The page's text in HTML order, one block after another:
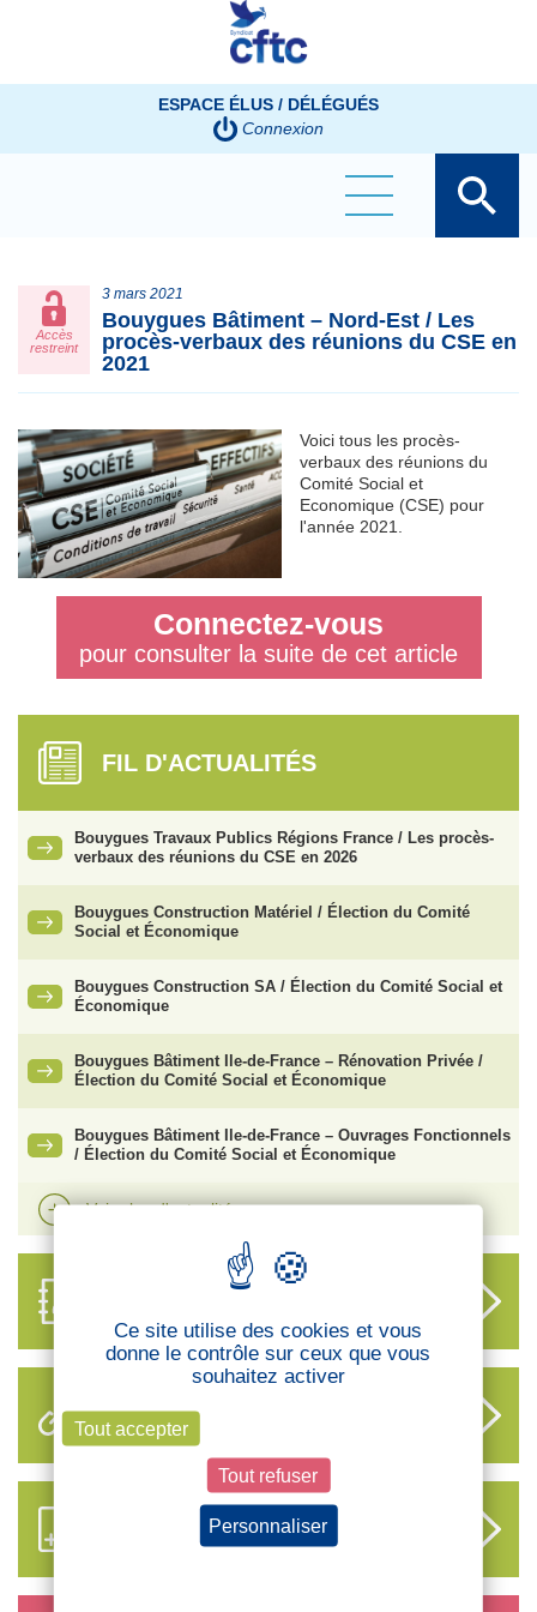
ESPACE ÉLUS / DÉLÉGUÉS
Connexion
Accès
restreint
3 mars 2021
Bouygues Bâtiment – Nord-Est / Les
procès-verbaux des réunions du CSE en
2021
Voici tous les procès-
verbaux des réunions du
Comité Social et
Economique (CSE) pour
l'année 2021.
Connectez-vous
pour consulter la suite de cet article
FIL D'ACTUALITÉS
Bouygues Travaux Publics Régions France / Les procès-
verbaux des réunions du CSE en 2026
Bouygues Construction Matériel / Élection du Comité
Social et Économique
Bouygues Construction SA / Élection du Comité Social et
Économique
Bouygues Bâtiment Ile-de-France – Rénovation Privée /
Élection du Comité Social et Économique
Bouygues Bâtiment Ile-de-France – Ouvrages Fonctionnels
/ Élection du Comité Social et Économique
Voir plus d'actualités
LIENS UTILES
S’ABONNER AUX NOUVEAUX
CONTENUS CFTC
Panneau de gestion des cookies
Ce site utilise des cookies et vous
donne le contrôle sur ceux que vous
souhaitez activer
Tout accepter
Tout refuser
Personnaliser